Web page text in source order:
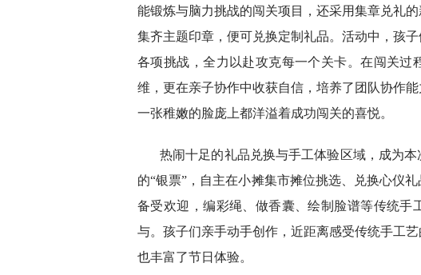
能锻炼与脑力挑战的闯关项目，还采用集章兑礼
集齐主题印章，便可兑换定制礼品。活动中，孩
各项挑战，全力以赴攻克每一个关卡。在闯关过
维，更在亲子协作中收获自信，培养了团队协作
一张稚嫩的脸庞上都洋溢着成功闯关的喜悦。
热闹十足的礼品兑换与手工体验区域，成为
的“银票”，自主在小摊集市摊位挑选、兑换心仪
备受欢迎，编彩绳、做香囊、绘制脸谱等传统手
与。孩子们亲手动手创作，近距离感受传统手工
也丰富了节日体验。